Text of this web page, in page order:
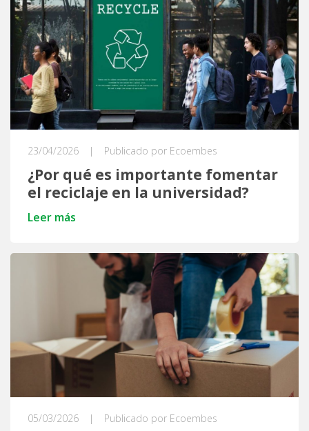
23/04/2026 | Publicado por Ecoembes
¿Por qué es importante fomentar
el reciclaje en la universidad?
Leer más
05/03/2026 | Publicado por Ecoembes